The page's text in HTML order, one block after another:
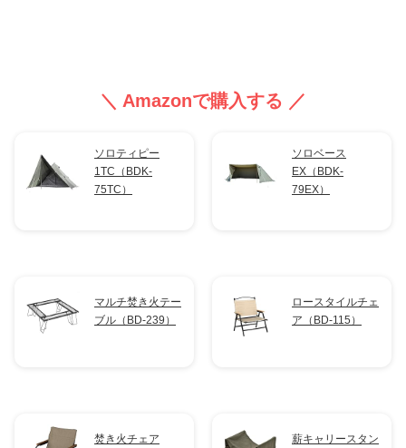
＼ Amazonで購入する ／
ソロティピー
1TC（BDK-
75TC）
ソロベース
EX（BDK-
79EX）
マルチ焚き火テー
ブル（BD-239）
ロースタイルチェ
ア（BD-115）
焚き火チェア
薪キャリースタン